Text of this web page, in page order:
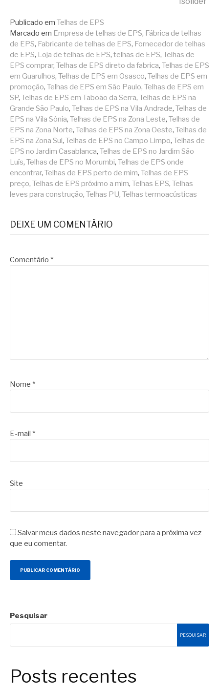
Publicado em Telhas de EPS
Marcado em Empresa de telhas de EPS, Fábrica de telhas
de EPS, Fabricante de telhas de EPS, Fornecedor de telhas
de EPS, Loja de telhas de EPS, telhas de EPS, Telhas de
EPS comprar, Telhas de EPS direto da fabrica, Telhas de EPS
em Guarulhos, Telhas de EPS em Osasco, Telhas de EPS em
promoção, Telhas de EPS em São Paulo, Telhas de EPS em
SP, Telhas de EPS em Taboão da Serra, Telhas de EPS na
Grande São Paulo, Telhas de EPS na Vila Andrade, Telhas de
EPS na Vila Sônia, Telhas de EPS na Zona Leste, Telhas de
EPS na Zona Norte, Telhas de EPS na Zona Oeste, Telhas de
EPS na Zona Sul , Telhas de EPS no Campo Limpo, Telhas de
EPS no Jardim Casablanca, Telhas de EPS no Jardim São
Luís, Telhas de EPS no Morumbi, Telhas de EPS onde
encontrar, Telhas de EPS perto de mim, Telhas de EPS
preço, Telhas de EPS próximo a mim, Telhas EPS, Telhas
leves para construção, Telhas PU, Telhas termoacústicas
DEIXE UM COMENTÁRIO
Comentário *
Nome *
E-mail *
Site
Salvar meus dados neste navegador para a próxima vez
que eu comentar.
Pesquisar
PESQUISAR
Posts recentes